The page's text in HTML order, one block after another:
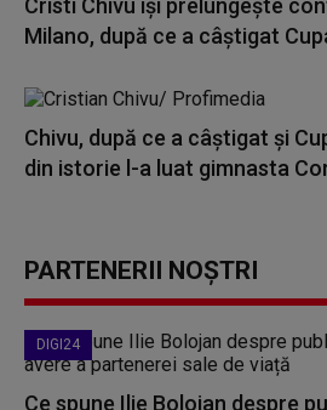
Cristi Chivu își prelungește
Milano, după ce a câștigat
Chivu, după ce a câştigat şi
din istorie l-a luat gimnasta
PARTENERII NOȘTRI
DIGI24
Ce spune Ilie Bolojan despre